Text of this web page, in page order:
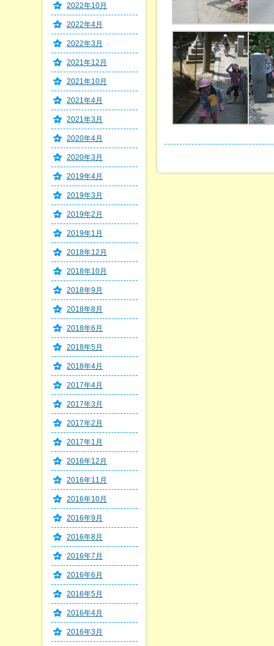
2022年10月
2022年4月
2022年3月
2021年12月
2021年10月
2021年4月
2021年3月
2020年4月
2020年3月
2019年4月
2019年3月
2019年2月
2019年1月
2018年12月
2018年10月
2018年9月
2018年8月
2018年6月
2018年5月
2018年4月
2017年4月
2017年3月
2017年2月
2017年1月
2016年12月
2016年11月
2016年10月
2016年9月
2016年8月
2016年7月
2016年6月
2016年5月
2016年4月
2016年3月